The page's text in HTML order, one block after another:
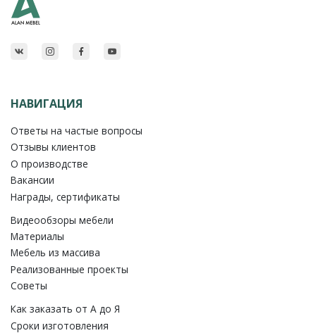
НАВИГАЦИЯ
Ответы на частые вопросы
Отзывы клиентов
О производстве
Вакансии
Награды, сертификаты
Видеообзоры мебели
Материалы
Мебель из массива
Реализованные проекты
Советы
Как заказать от A до Я
Сроки изготовления